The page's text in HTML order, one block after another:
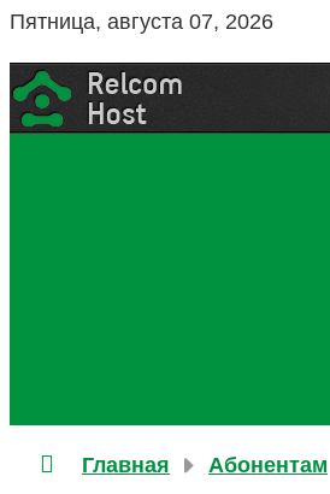
Пятница, августа 07, 2026
Главная Абонентам